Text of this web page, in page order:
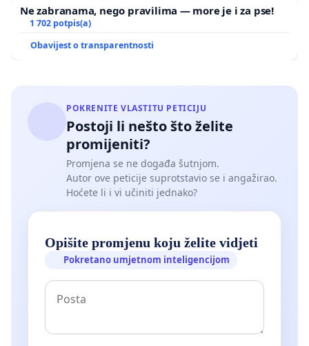
Ne zabranama, nego pravilima — more je i za pse!
1 702 potpis(a)
Obavijest o transparentnosti
POKRENITE VLASTITU PETICIJU
Postoji li nešto što želite
promijeniti?
Promjena se ne događa šutnjom.
Autor ove peticije suprotstavio se i angažirao.
Hoćete li i vi učiniti jednako?
Opišite promjenu koju želite vidjeti
Pokretano umjetnom inteligencijom